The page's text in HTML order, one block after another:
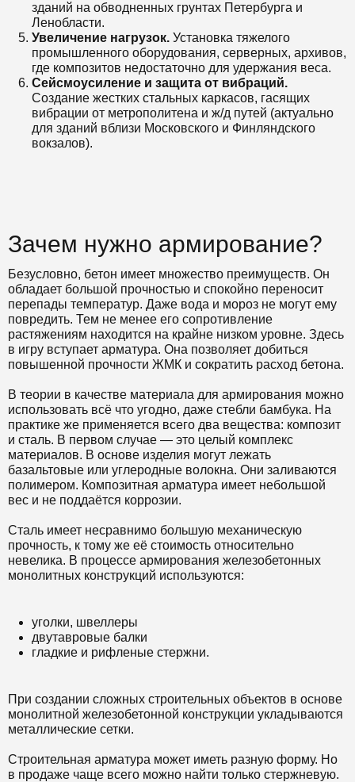
зданий на обводненных грунтах Петербурга и
Ленобласти.
Увеличение нагрузок. Установка тяжелого
промышленного оборудования, серверных, архивов,
где композитов недостаточно для удержания веса.
Сейсмоусиление и защита от вибраций.
Создание жестких стальных каркасов, гасящих
вибрации от метрополитена и ж/д путей (актуально
для зданий вблизи Московского и Финляндского
вокзалов).
Зачем нужно армирование?
Безусловно, бетон имеет множество преимуществ. Он
обладает большой прочностью и спокойно переносит
перепады температур. Даже вода и мороз не могут ему
повредить. Тем не менее его сопротивление
растяжениям находится на крайне низком уровне. Здесь
в игру вступает арматура. Она позволяет добиться
повышенной прочности ЖМК и сократить расход бетона.
В теории в качестве материала для армирования можно
использовать всё что угодно, даже стебли бамбука. На
практике же применяется всего два вещества: композит
и сталь. В первом случае — это целый комплекс
материалов. В основе изделия могут лежать
базальтовые или углеродные волокна. Они заливаются
полимером. Композитная арматура имеет небольшой
вес и не поддаётся коррозии.
Сталь имеет несравнимо большую механическую
прочность, к тому же её стоимость относительно
невелика. В процессе армирования железобетонных
монолитных конструкций используются:
уголки, швеллеры
двутавровые балки
гладкие и рифленые стержни.
При создании сложных строительных объектов в основе
монолитной железобетонной конструкции укладываются
металлические сетки.
Строительная арматура может иметь разную форму. Но
в продаже чаще всего можно найти только стержневую.